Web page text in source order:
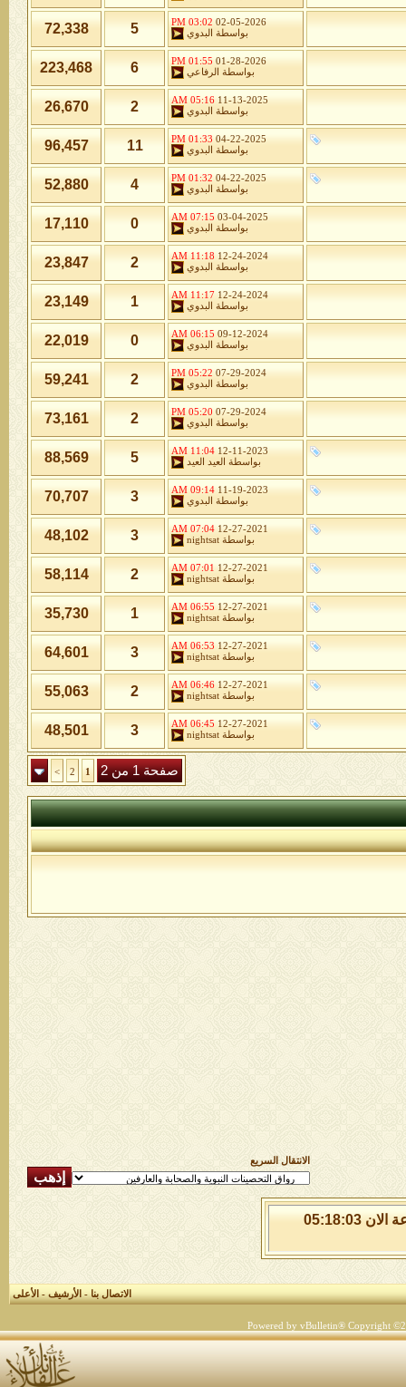
02-05-2026
03:02 PM
بواسطة
البدوي 5
72,338
01-28-2026
01:55 PM
بواسطة
الرفاعي 6
223,468
11-13-2025
05:16 AM
بواسطة
البدوي 2
26,670
04-22-2025
01:33 PM
بواسطة
البدوي 11
96,457
04-22-2025
01:32 PM
بواسطة
البدوي 4
52,880
03-04-2025
07:15 AM
بواسطة
البدوي 0
17,110
12-24-2024
11:18 AM
بواسطة
البدوي 2
23,847
12-24-2024
11:17 AM
بواسطة
البدوي 1
23,149
09-12-2024
06:15 AM
بواسطة
البدوي 0
22,019
07-29-2024
05:22 PM
بواسطة
البدوي 2
59,241
07-29-2024
05:20 PM
بواسطة
البدوي 2
73,161
12-11-2023
11:04 AM
بواسطة
العيد العيد 5
88,569
11-19-2023
09:14 AM
بواسطة
البدوي 3
70,707
12-27-2021
07:04 AM
بواسطة nightsat
3
48,102
12-27-2021
07:01 AM
بواسطة nightsat
2
58,114
12-27-2021
06:55 AM
بواسطة nightsat
1
35,730
12-27-2021
06:53 AM
بواسطة nightsat
3
64,601
12-27-2021
06:46 AM
بواسطة nightsat
2
55,063
12-27-2021
06:45 AM
بواسطة nightsat
3
48,501
صفحة 1 من 2 1
2
>
الانتقال السريع
الجمعة 7 من اغسطس 2026 , الساعة الان 05:18:03
الاتصال بنا-الأرشيف-الأعلى
Powered by vBulletin® Copyright